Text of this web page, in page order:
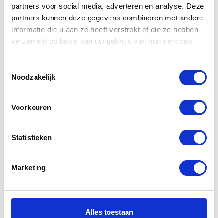
partners voor social media, adverteren en analyse. Deze
partners kunnen deze gegevens combineren met andere
informatie die u aan ze heeft verstrekt of die ze hebben
verzameld op basis van uw gebruik van hun services.
Noodzakelijk
Voorkeuren
Statistieken
Marketing
Alles toestaan
Gerelateerde
producten
Jacket Black
3 Leather